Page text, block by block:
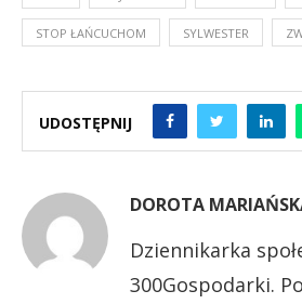
STOP ŁAŃCUCHOM SYLWESTER
UDOSTĘPNIJ
DOROTA
Dziennikarka
300Gospodarki.